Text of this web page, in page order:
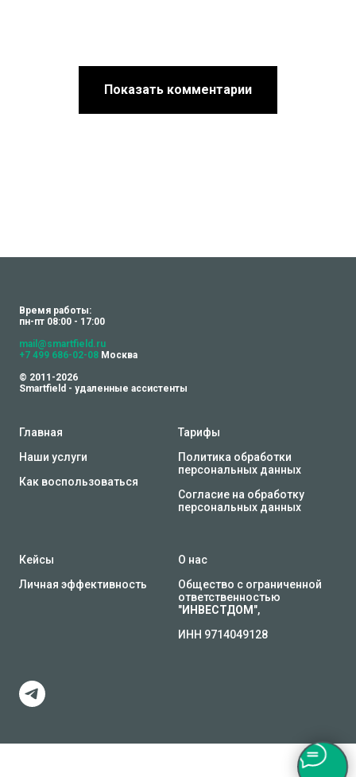
Показать комментарии
Время работы:
пн-пт 08:00 - 17:00
mail@smartfield.ru
+7 499 686-02-08 Москва
© 2011-2026
Smartfield - удаленные ассистенты
Главная
Наши услуги
Как воспользоваться
Тарифы
Политика обработки
персональных данных
Согласие на обработку
персональных данных
Кейсы
Личная эффективность
О нас
Общество с ограниченной
ответственностью
"ИНВЕСТДОМ ",
ИНН 9714049128